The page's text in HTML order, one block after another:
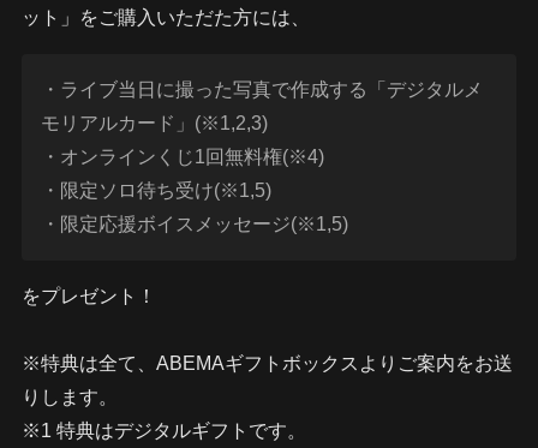
ット」をご購入いただた方には、
・ライブ当日に撮った写真で作成する「デジタルメ
モリアルカード」(※1,2,3)
・オンラインくじ1回無料権(※4)
・限定ソロ待ち受け(※1,5)
・限定応援ボイスメッセージ(※1,5)
をプレゼント！
※特典は全て、ABEMAギフトボックスよりご案内をお送
りします。
※1 特典はデジタルギフトです。